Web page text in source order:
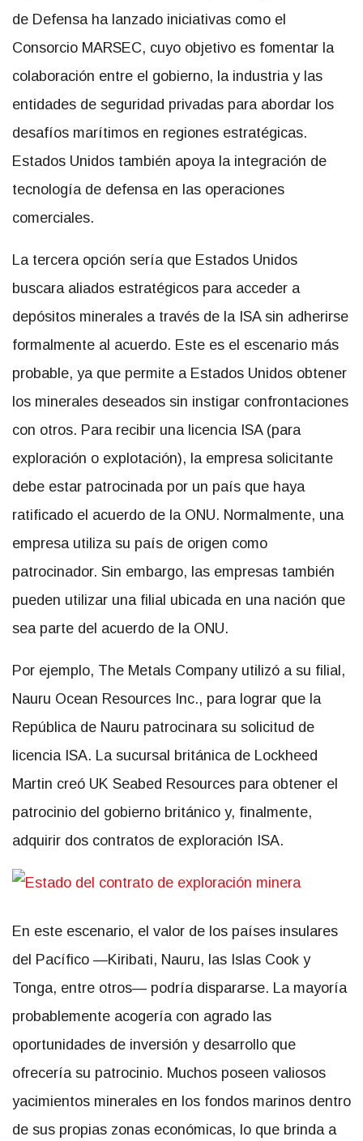
de Defensa ha lanzado iniciativas como el
Consorcio MARSEC, cuyo objetivo es fomentar la
colaboración entre el gobierno, la industria y las
entidades de seguridad privadas para abordar los
desafíos marítimos en regiones estratégicas.
Estados Unidos también apoya la integración de
tecnología de defensa en las operaciones
comerciales.
La tercera opción sería que Estados Unidos
buscara aliados estratégicos para acceder a
depósitos minerales a través de la ISA sin adherirse
formalmente al acuerdo. Este es el escenario más
probable, ya que permite a Estados Unidos obtener
los minerales deseados sin instigar confrontaciones
con otros. Para recibir una licencia ISA (para
exploración o explotación), la empresa solicitante
debe estar patrocinada por un país que haya
ratificado el acuerdo de la ONU. Normalmente, una
empresa utiliza su país de origen como
patrocinador. Sin embargo, las empresas también
pueden utilizar una filial ubicada en una nación que
sea parte del acuerdo de la ONU.
Por ejemplo, The Metals Company utilizó a su filial,
Nauru Ocean Resources Inc., para lograr que la
República de Nauru patrocinara su solicitud de
licencia ISA. La sucursal británica de Lockheed
Martin creó UK Seabed Resources para obtener el
patrocinio del gobierno británico y, finalmente,
adquirir dos contratos de exploración ISA.
En este escenario, el valor de los países insulares
del Pacífico —Kiribati, Nauru, las Islas Cook y
Tonga, entre otros— podría dispararse. La mayoría
probablemente acogería con agrado las
oportunidades de inversión y desarrollo que
ofrecería su patrocinio. Muchos poseen valiosos
yacimientos minerales en los fondos marinos dentro
de sus propias zonas económicas, lo que brinda a